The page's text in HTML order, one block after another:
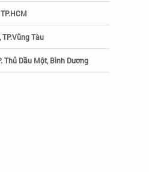
Tàu
Thủ Dầu Một, Bình Dương